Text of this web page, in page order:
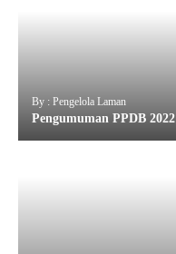
By : Pengelola Laman
Pengumuman PPDB 2022